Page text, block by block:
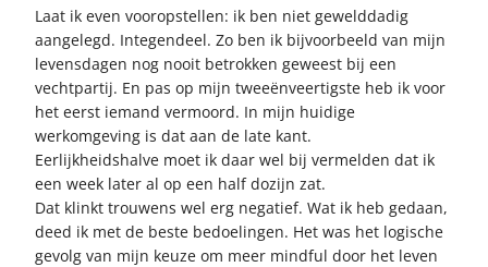
Laat ik even vooropstellen: ik ben niet gewelddadig
aangelegd. Integendeel. Zo ben ik bijvoorbeeld van mijn
levensdagen nog nooit betrokken geweest bij een
vechtpartij. En pas op mijn tweeënveertigste heb ik voor
het eerst iemand vermoord. In mijn huidige
werkomgeving is dat aan de late kant.
Eerlijkheidshalve moet ik daar wel bij vermelden dat ik
een week later al op een half dozijn zat.
Dat klinkt trouwens wel erg negatief. Wat ik heb gedaan,
deed ik met de beste bedoelingen. Het was het logische
gevolg van mijn keuze om meer mindful door het leven